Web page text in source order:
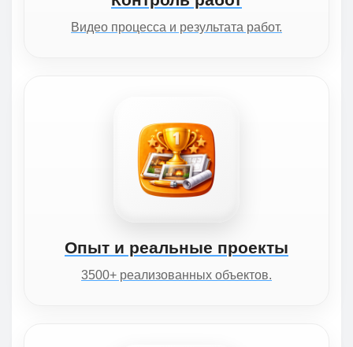
Видео процесса и результата работ.
Опыт и реальные проекты
3500+ реализованных объектов.